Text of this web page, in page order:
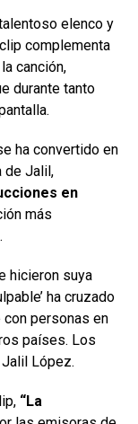
elenco y
complementa
canción,
durante tanto
ha convertido en
de Jalil,
en
más
hicieron suya
ha cruzado
personas en
países. Los
López.
“La